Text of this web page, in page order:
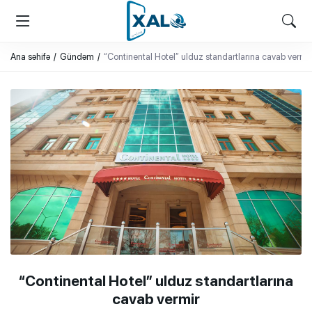
XALQ.ONLINE
ONLAYN PLATFORMA
Ana səhifə Gündəm “Continental Hotel” ulduz standartlarına cavab vermir
“Continental Hotel” ulduz standartlarına
cavab vermir